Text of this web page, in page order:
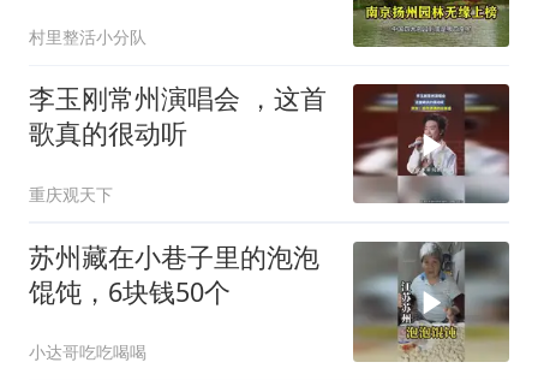
村里整活小分队
李玉刚常州演唱会 ，这首
歌真的很动听
重庆观天下
苏州藏在小巷子里的泡泡
馄饨，6块钱50个
小达哥吃吃喝喝